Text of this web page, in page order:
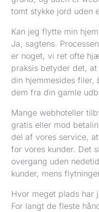
tomt stykke jord uden
Kan jeg flytte min
Ja, sagtens.
er noget, vi ret ofte
praksis betyder det,
din hjemmesides
dem fra din gamle
Mange webhoteller
gratis eller mod
del af vores service,
for vores kunder. Det
overgang uden
kunder, mens
Hvor meget plads har
For langt de fleste